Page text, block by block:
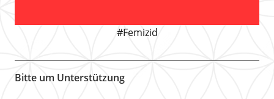
#Femizid
Bitte um Unterstützung